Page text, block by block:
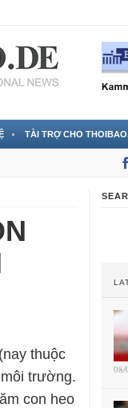
TÀI TRỢ CHO
thuộc
trường.
con heo
08/